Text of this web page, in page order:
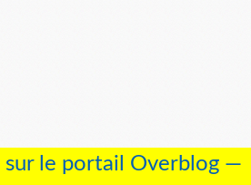
sur le portail Overblog